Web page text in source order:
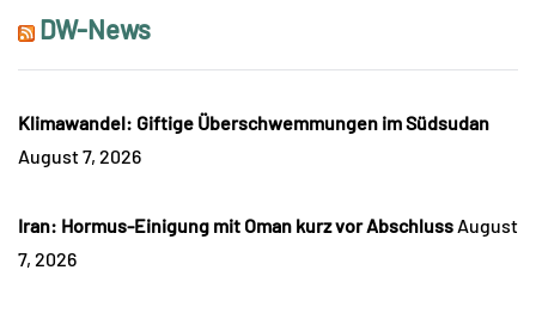
DW-News
Klimawandel: Giftige Überschwemmungen im Südsudan
August 7, 2026
Iran: Hormus-Einigung mit Oman kurz vor Abschluss August
7, 2026